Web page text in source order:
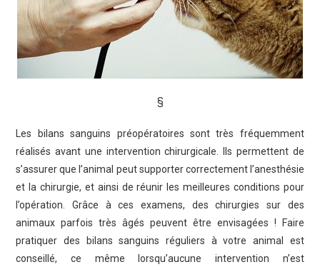
§
Les bilans sanguins préopératoires sont très fréquemment
réalisés avant une intervention chirurgicale. Ils permettent de
s’assurer que l’animal peut supporter correctement l’anesthésie
et la chirurgie, et ainsi de réunir les meilleures conditions pour
l’opération. Grâce à ces examens, des chirurgies sur des
animaux parfois très âgés peuvent être envisagées ! Faire
pratiquer des bilans sanguins réguliers à votre animal est
conseillé, ce même lorsqu’aucune intervention n’est